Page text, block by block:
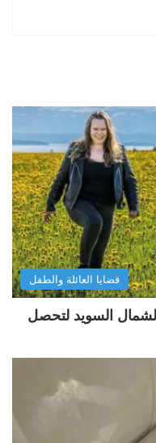
قضايا العائلة والطفل
900 كيلومتر لشمال السويد لتحصل